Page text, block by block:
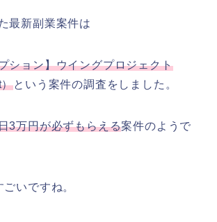
最新副業案件は
ション】ウイングプロジェクト
という案件の調査をしました。
3万円が必ずもらえる案件のようで
いですね。